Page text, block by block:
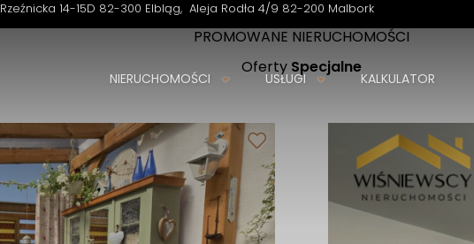
Rzeźnicka 14-15D 82-300 Elbląg Aleja Rodła 4/9 82-200 Malbork
NIERUCHOMOŚCI USŁUGI KALKULATOR
PROMOWANE NIERUCHOMOŚCI
Oferty Specjalne